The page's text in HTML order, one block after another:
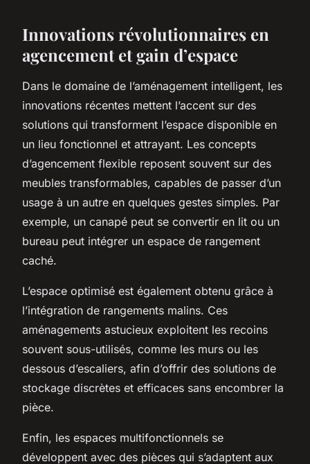
Innovations révolutionnaires en
agencement et gain d’espace
Dans le domaine de l’aménagement intelligent, les
innovations récentes mettent l’accent sur des
solutions qui transforment l’espace disponible en
un lieu fonctionnel et attrayant. Les concepts
d’agencement flexible reposent souvent sur des
meubles transformables, capables de passer d’un
usage à un autre en quelques gestes simples. Par
exemple, un canapé peut se convertir en lit ou un
bureau peut intégrer un espace de rangement
caché.
L’espace optimisé est également obtenu grâce à
l’intégration de rangements malins. Ces
aménagements astucieux exploitent les recoins
souvent sous-utilisés, comme les murs ou les
dessous d’escaliers, afin d’offrir des solutions de
stockage discrètes et efficaces sans encombrer la
pièce.
Enfin, les espaces multifonctionnels se
développent avec des pièces qui s’adaptent aux